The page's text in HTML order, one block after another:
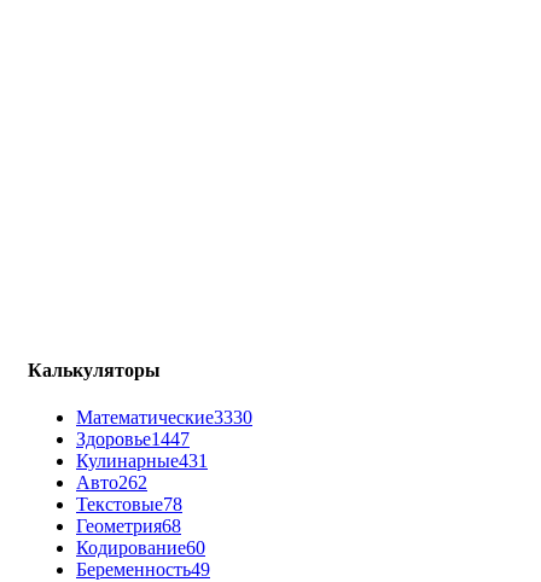
Калькуляторы
Математические3330
Здоровье1447
Кулинарные431
Авто262
Текстовые78
Геометрия68
Кодирование60
Беременность49